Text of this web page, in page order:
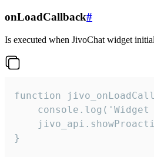
onLoadCallback#
Is executed when JivoChat widget
function
console.log('Widget
}